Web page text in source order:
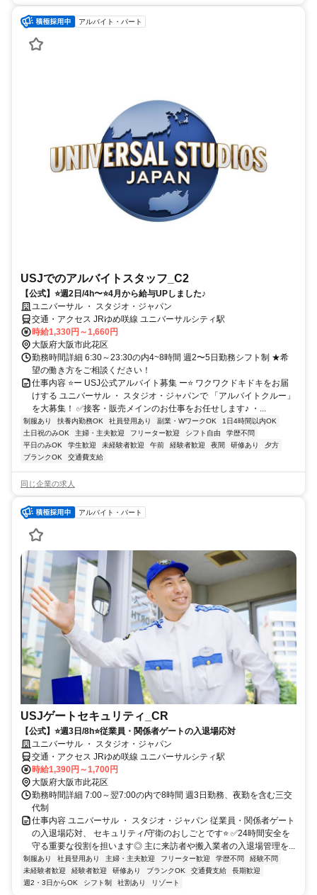
アルバイト・パート
USJでのアルバイトスタッフ_C2
【公式】⭐週2日/4h〜⭐4月から給与UPしました♪
ユニバーサル ・ スタジオ・ジャパン
交通・アクセス JRゆめ咲線 ユニバーサルシティ駅
時給1,330円～1,660円
大阪府大阪市此花区
勤務時間詳細 6:30～23:30の内4~8時間 週2〜5日勤務シフト制 ★希
望の働き方をご相談ください！
仕事内容 ⭐ー USJ公式アルバイト募集 ー⭐ ワクワクドキドキをお届
けする ユニバーサル ・ スタジオ・ジャパンで 「アルバイトクルー」
を大募集！ ✅接客・販売メインのお仕事をお任せします♪ ・...
制服あり 扶養内勤務OK 社員登用あり 副業・WワークOK
1日4時間以内OK
土日祝のみOK
主婦・主夫歓迎 フリーター歓迎 シフト自由
学歴不問
平日のみOK
学生歓迎 未経験者歓迎 午前 経験者歓迎 夜間 研修あり
夕方
ブランクOK
交通費支給
同じ企業の求人
アルバイト・パート
USJゲートセキュリティ_CR
【公式】⭐週3日/8h⭐従業員・関係者ゲートの入退場応対
ユニバーサル ・ スタジオ・ジャパン
交通・アクセス JRゆめ咲線 ユニバーサルシティ駅
時給1,390円～1,700円
大阪府大阪市此花区
勤務時間詳細 7:00～翌7:00の内で8時間 週3日勤務、夜勤を含む三交
代制
仕事内容 ユニバーサル ・ スタジオ・ジャパン 従業員・関係者ゲート
の入退場応対、 セキュリティ/守衛のおしごとです⭐ ✅24時間安全を
守る重要な役割を担います◎ 主に来訪者や搬入業者の入退場管理を...
制服あり 社員登用あり 主婦・主夫歓迎 フリーター歓迎 学歴不問
経験不問
未経験者歓迎
経験者歓迎 研修あり ブランクOK 交通費支給
長期歓迎
週2・3日からOK
シフト制 社割あり リゾート